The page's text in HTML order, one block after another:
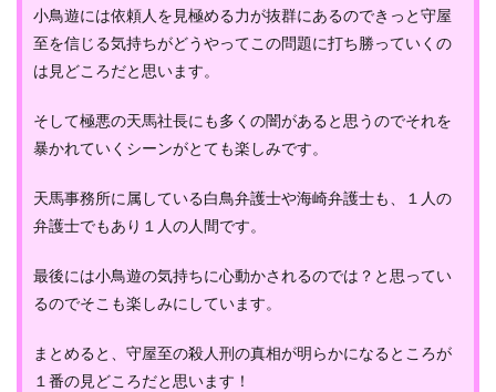
小鳥遊には依頼人を見極める力が抜群にあるのできっと守屋
至を信じる気持ちがどうやってこの問題に打ち勝っていくの
は見どころだと思います。
そして極悪の天馬社長にも多くの闇があると思うのでそれを
暴かれていくシーンがとても楽しみです。
天馬事務所に属している白鳥弁護士や海崎弁護士も、１人の
弁護士でもあり１人の人間です。
最後には小鳥遊の気持ちに心動かされるのでは？と思ってい
るのでそこも楽しみにしています。
まとめると、守屋至の殺人刑の真相が明らかになるところが
１番の見どころだと思います！